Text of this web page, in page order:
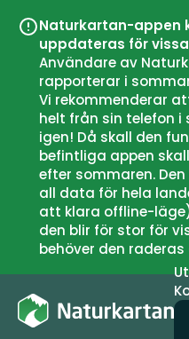
Naturkartan-appen
uppdateras för
Användare av
rapporterar i
Vi rekommenderar
helt från sin telefon
igen! Då skall den
befintliga appen
efter sommaren.
all data för hela
att klara offline-
den blir för stor för
behöver den